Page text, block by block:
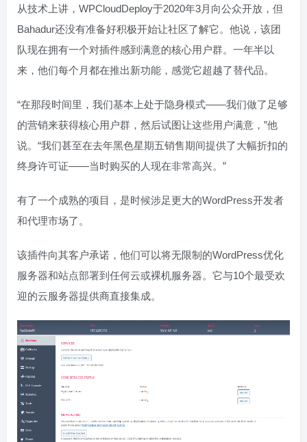
从技术上讲，WPCloudDeploy于2020年3月向公众开放，但
Bahadur还没有准备好积极开始让社区了解它。他说，该团
队现在拥有一个对插件感到满意的核心用户群。一年半以
来，他们每个月都在推出新功能，感觉它超越了替代品。
“在那段时间里，我们基本上处于隐身模式——我们做了足够
的营销来获得核心用户群，然后试图让这些用户满意，”他
说。“我们甚至在去年黑色星期五销售期间提供了大幅折扣的
终身许可证——当时购买的人现在非常高兴。”
有了一个成熟的项目，是时候涉足更大的WordPress开发者
和代理市场了。
该插件向其客户承诺，他们可以将无限制的WordPress优化
服务器和站点部署到任何云或裸机服务器。它与10个最受欢
迎的云服务器提供商直接集成。